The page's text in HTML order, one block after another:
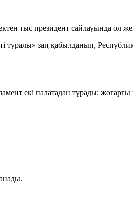
тыс президент сайлауында ол
заң қабылданып,
екі палатадан тұрады: